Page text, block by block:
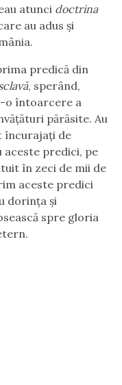
atunci doctrina
au adus şi
predică din
, sperând,
o întoarcere a
părăsite. Au
încurajaţi de
predici, pe
în zeci de mii de
aceste predici
dorinţa şi
spre gloria